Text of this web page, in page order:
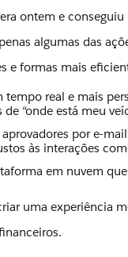
ontem e
algumas das
e formas mais
tempo real e mais
“onde está meu
por e-
às interações
em nuvem
uma experiência